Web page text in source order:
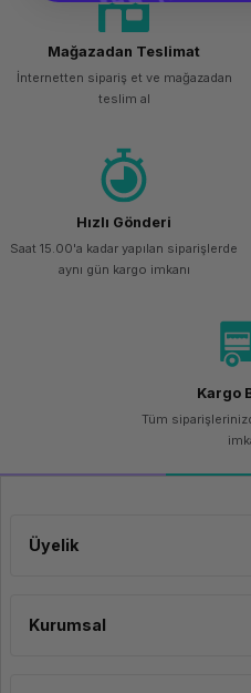
Mağazadan Teslimat
İnternetten sipariş et ve mağazadan
teslim al
Hızlı Gönderi
Saat 15.00'a kadar yapılan siparişlerde
aynı gün kargo imkanı
Kargo
Tüm
Üyelik
Kurumsal